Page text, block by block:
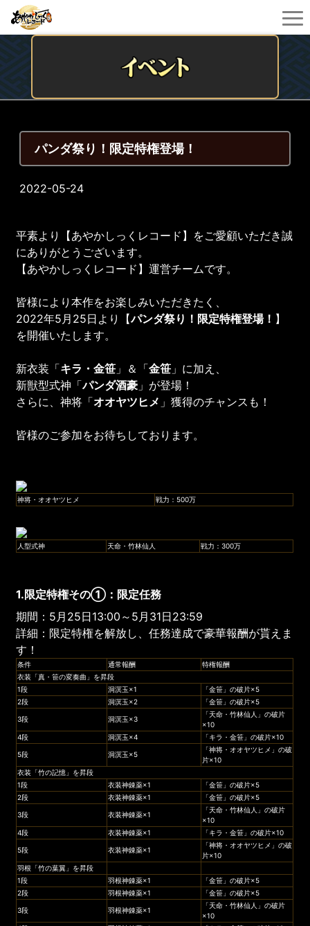
パンダ祭り！限定特権登場！
2022-05-24
平素より【あやかしっくレコード】をご愛顧いただき誠
にありがとうございます。
【あやかしっくレコード】運営チームです。
皆様により本作をお楽しみいただきたく、
2022年5月25日より【パンダ祭り！ 限定特権登場！ 】
を開催いたします。
新衣装「キラ・金笹 」＆「金笹 」に加え、
新獣型式神「パンダ酒豪 」が登場！
さらに、神将「オオヤツヒメ 」獲得のチャンスも！
皆様のご参加をお待ちしております。
神将・オオヤツヒメ 戦力：500万
人型式神 天命・竹林仙人 戦力：300万
1.限定特権その①：限定任務
期間：5月25日13:00～5月31日23:59
詳細：限定特権を解放し、任務達成で豪華報酬が貰えま
す！
条件 通常報酬
特権報酬
衣装「真・笹の変奏曲」を昇段
1段
洞溟玉×1
「金笹」の破片×5
2段
洞溟玉×2 「金笹」の破片×5
3段 洞溟玉×3
「天命・竹林仙人」の破片
×10
4段
洞溟玉×4 「キラ・金笹」の破片×10
5段 洞溟玉×5
「神将・オオヤツヒメ」の破
片×10
衣装「竹の記憶」を昇段
1段
衣装神錬薬×1
「金笹」の破片×5
2段
衣装神錬薬×1 「金笹」の破片×5
3段 衣装神錬薬×1
「天命・竹林仙人」の破片
×10
4段
衣装神錬薬×1 「キラ・金笹」の破片×10
5段 衣装神錬薬×1
「神将・オオヤツヒメ」の破
片×10
羽根「竹の葉翼」を昇段
1段
羽根神錬薬×1
「金笹」の破片×5
2段
羽根神錬薬×1 「金笹」の破片×5
3段 羽根神錬薬×1
「天命・竹林仙人」の破片
×10